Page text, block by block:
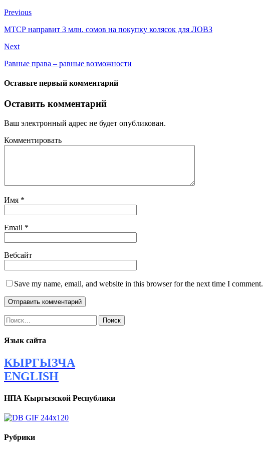
Previous
МТСР направит 3 млн. сомов на покупку колясок для ЛОВЗ
Next
Равные права – равные возможности
Оставьте первый комментарий
Оставить комментарий
Ваш электронный адрес не будет опубликован.
Комментировать
Имя *
Email *
Вебсайт
Save my name, email, and website in this browser for the next time I comment.
Найти:
Язык сайта
КЫРГЫЗЧА
ENGLISH
НПА Кыргызской Республики
Рубрики